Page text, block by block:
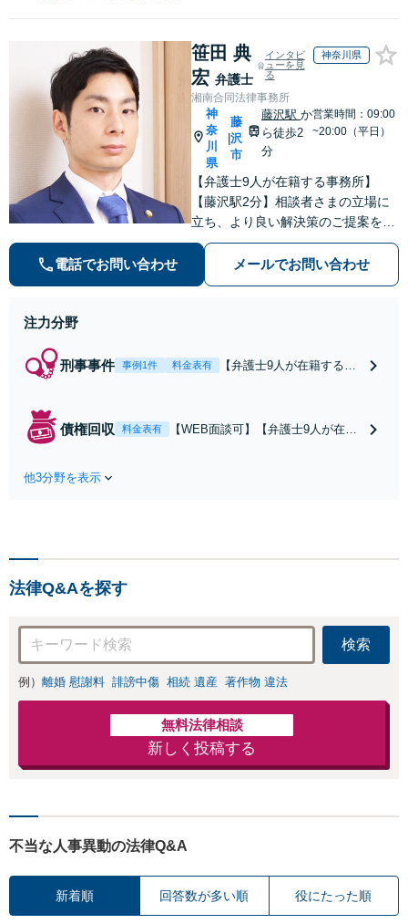
笹田 典
宏 弁護士
インタビ
ューを見
る
神奈川県
湘南合同法律事務所
神
奈
川
県
|
藤
沢
市
藤沢駅か
ら徒歩2
分
営業時間：09:00
~20:00（平日）
【弁護士9人が在籍する事務所】
【藤沢駅2分】相談者さまの立場に
立ち、より良い解決策のご提案を心
がけます。 刑事事件、離婚・男女問
題 、相続・遺言、 労働・雇用、 企
業法務など幅広く対応できます。お
電話でお問い合わせ メールでお問い合わせ
注力分野
刑事事件 事例1件 料金表有
【弁護士9人が在籍する事
倒的行動量を大切に。相談
債権回収 料金表有
【WEB面談可】【弁護士9人が在籍
他3分野を表示
法律Q&Aを探す
検索
例） 離婚 慰謝料 誹謗中傷 相続 遺産 著作物 違法
無料法律相談
新しく投稿する
不当な人事異動の法律Q&A
新着順 回答数が多い順 役にたった順